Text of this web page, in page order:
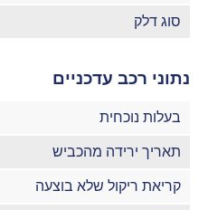
סוג דלק
נתוני רכב עדכניים
בעלות נוכחית
תאריך ירידה מהכביש
קריאת ריקול שלא בוצעה